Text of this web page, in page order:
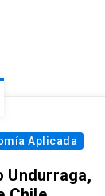
Aplicada
Undurraga,